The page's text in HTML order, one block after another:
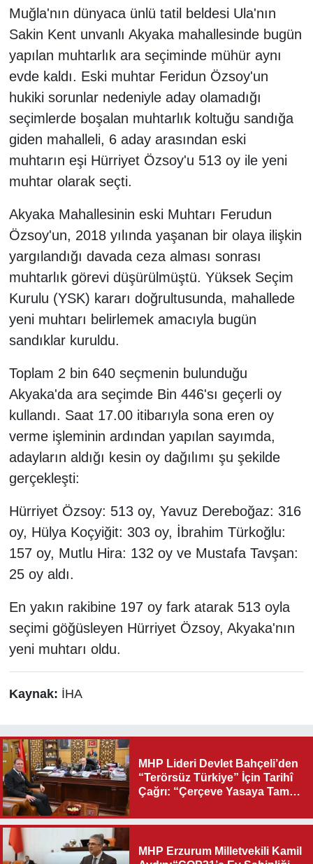
Muğla'nın dünyaca ünlü tatil beldesi Ula'nın
Sakin Kent unvanlı Akyaka mahallesinde bugün
yapılan muhtarlık ara seçiminde mühür aynı
evde kaldı. Eski muhtar Feridun Özsoy'un
hukiki sorunlar nedeniyle aday olamadığı
seçimlerde boşalan muhtarlık koltuğu sandığa
giden mahalleli, 6 aday arasından eski
muhtarın eşi Hürriyet Özsoy'u 513 oy ile yeni
muhtar olarak seçti.
Akyaka Mahallesinin eski Muhtarı Ferudun
Özsoy'un, 2018 yılında yaşanan bir olaya ilişkin
yargılandığı davada ceza alması sonrası
muhtarlık görevi düşürülmüştü. Yüksek Seçim
Kurulu (YSK) kararı doğrultusunda, mahallede
yeni muhtarı belirlemek amacıyla bugün
sandıklar kuruldu.
Toplam 2 bin 640 seçmenin bulunduğu
Akyaka'da ara seçimde Bin 446'sı geçerli oy
kullandı. Saat 17.00 itibarıyla sona eren oy
verme işleminin ardından yapılan sayımda,
adayların aldığı kesin oy dağılımı şu şekilde
gerçekleşti:
Hürriyet Özsoy: 513 oy, Yavuz Dereboğaz: 316
oy, Hülya Koçyiğit: 303 oy, İbrahim Türkoğlu:
157 oy, Mutlu Hira: 132 oy ve Mustafa Tavşan:
25 oy aldı.
En yakın rakibine 197 oy fark atarak 513 oyla
seçimi göğüsleyen Hürriyet Özsoy, Akyaka'nın
yeni muhtarı oldu.
Kaynak: İHA
MHP Lideri Devlet Bahçeli’den
“Terörsüz Türkiye” İçin Tarihî
Çağrı: “Çerçeve Yasaya Tam
MHP Erzurum Milletvekili Kamil